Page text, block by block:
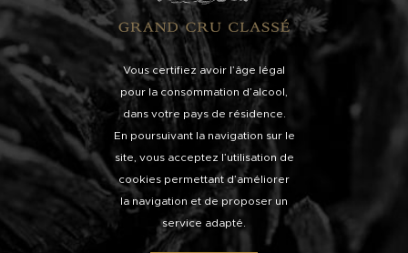
Vous certifiez avoir l’âge légal
pour la consommation d’alcool,
dans votre pays de résidence.
En poursuivant la navigation sur le
site, vous acceptez l’utilisation de
cookies permettant d’améliorer
la navigation et de proposer un
service adapté.